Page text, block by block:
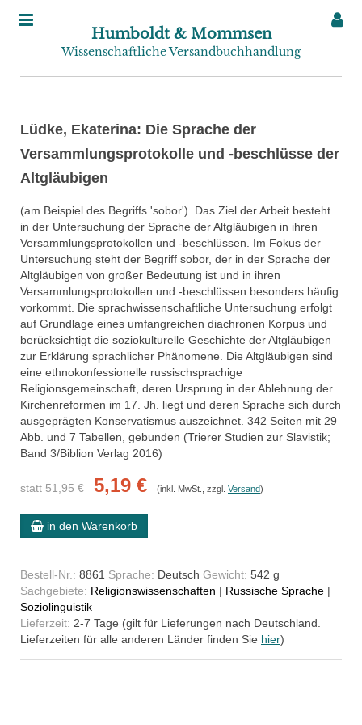
Humboldt & Mommsen
Wissenschaftliche Versandbuchhandlung
Lüdke, Ekaterina: Die Sprache der
Versammlungsprotokolle und -beschlüsse der
Altgläubigen
(am Beispiel des Begriffs 'sobor'). Das Ziel der Arbeit besteht
in der Untersuchung der Sprache der Altgläubigen in ihren
Versammlungsprotokollen und -beschlüssen. Im Fokus der
Untersuchung steht der Begriff sobor, der in der Sprache der
Altgläubigen von großer Bedeutung ist und in ihren
Versammlungsprotokollen und -beschlüssen besonders häufig
vorkommt. Die sprachwissenschaftliche Untersuchung erfolgt
auf Grundlage eines umfangreichen diachronen Korpus und
berücksichtigt die soziokulturelle Geschichte der Altgläubigen
zur Erklärung sprachlicher Phänomene. Die Altgläubigen sind
eine ethnokonfessionelle russischsprachige
Religionsgemeinschaft, deren Ursprung in der Ablehnung der
Kirchenreformen im 17. Jh. liegt und deren Sprache sich durch
ausgeprägten Konservatismus auszeichnet. 342 Seiten mit 29
Abb. und 7 Tabellen, gebunden (Trierer Studien zur Slavistik;
Band 3/Biblion Verlag 2016)
statt 51,95 € 5,19 € (inkl. MwSt., zzgl. Versand)
in den Warenkorb
Bestell-Nr.: 8861 Sprache: Deutsch Gewicht: 542 g
Sachgebiete: Religionswissenschaften | Russische Sprache |
Soziolinguistik
Lieferzeit: 2-7 Tage (gilt für Lieferungen nach Deutschland.
Lieferzeiten für alle anderen Länder finden Sie hier)